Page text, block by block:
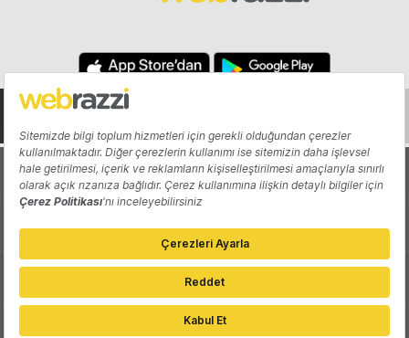
Hakkında Yazarlar
Katkıda Bulun Reklam